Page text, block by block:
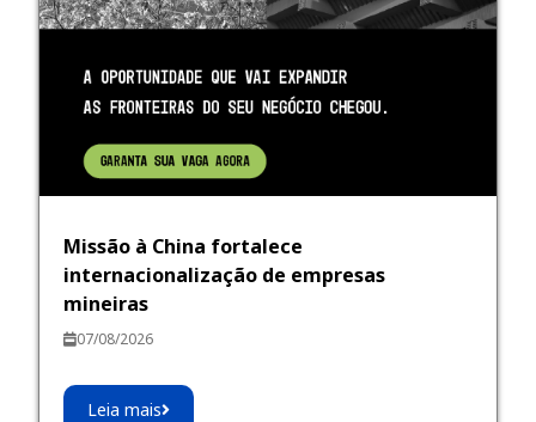
Missão à China fortalece
internacionalização de empresas
mineiras
07/08/2026
Leia mais